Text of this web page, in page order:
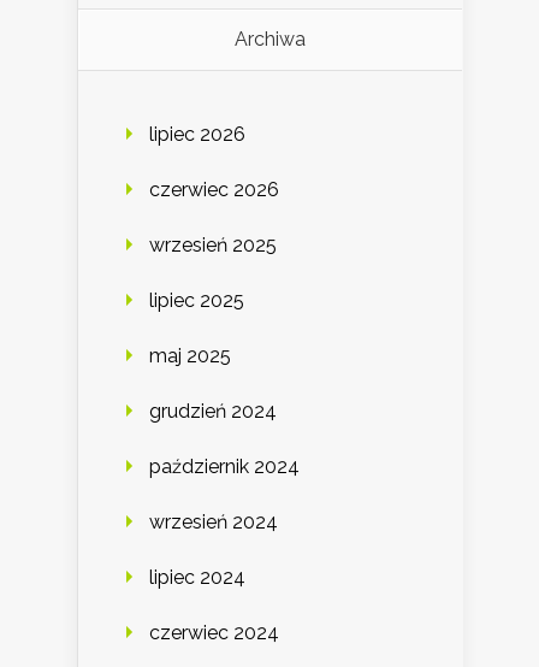
Archiwa
lipiec 2026
czerwiec 2026
wrzesień 2025
lipiec 2025
maj 2025
grudzień 2024
październik 2024
wrzesień 2024
lipiec 2024
czerwiec 2024